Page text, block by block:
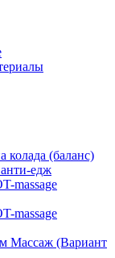
(баланс)
едж
massage
massage
Массаж (Вариант